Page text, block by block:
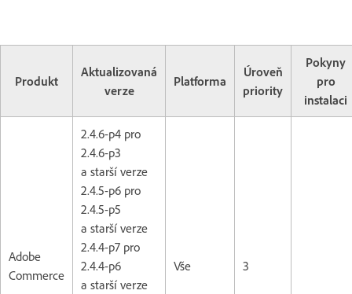
Produkt
Aktualizovaná
verze
Platforma
Úroveň
priority
Pokyny
pro
instalaci
Adobe
Commerce
2.4.6-p4 pro
2.4.6-p3
a starší verze
2.4.5-p6 pro
2.4.5-p5
a starší verze
2.4.4-p7 pro
2.4.4-p6
a starší verze
Vše 3